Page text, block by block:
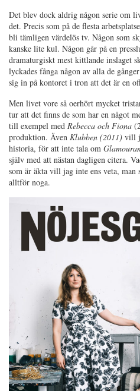
Det blev dock aldrig någon serie om
det. Precis som på de flesta
bli tämligen värdelös tv. Någon som
kanske lite kul. Någon går på en
dramaturgiskt mest kittlande inslaget
lyckades fånga någon av alla de
sig in på kontoret i tron att det är en
Men livet vore så oerhört mycket
tur att det finns de som har en något
till exempel med Rebecca och Fiona
produktion. Även Klubben (2011) vill
historia, för att inte tala om
själv med att nästan dagligen citera.
som är äkta vill jag inte ens veta,
alltför noga.